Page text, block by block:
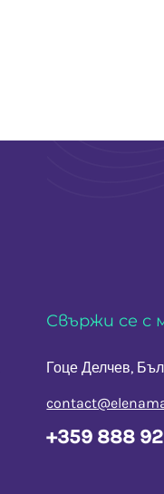
Свържи се с
Гоце Делчев,
+359 888